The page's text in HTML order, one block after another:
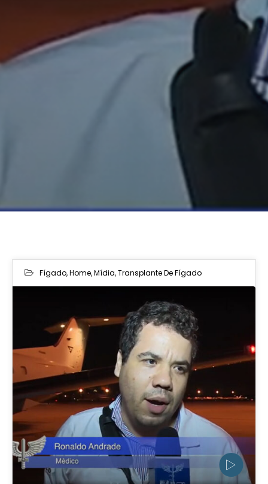
Fígado,Home,Mídia,Transplante De Fígado